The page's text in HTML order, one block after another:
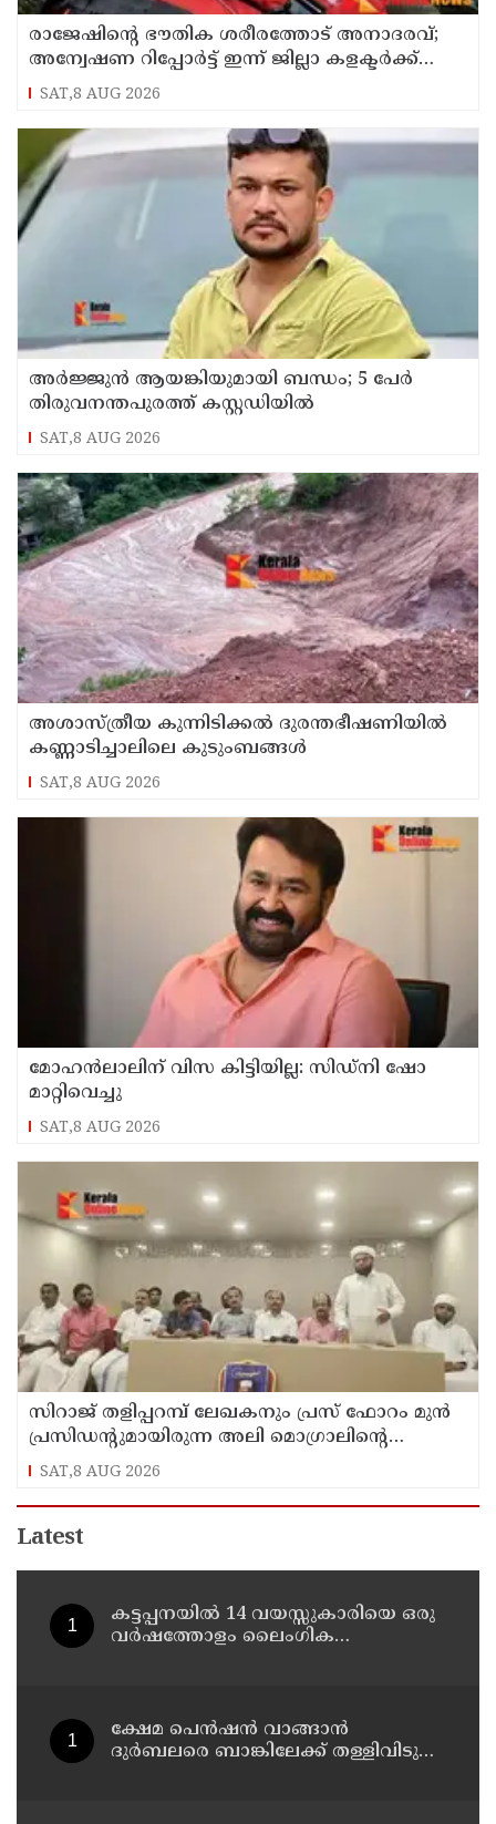
രാജേഷിന്റെ ഭൗതിക ശരീരത്തോട് അനാദരവ്;
അന്വേഷണ റിപ്പോര്‍ട്ട് ഇന്ന് ജില്ലാ കളക്ടര്‍ക്ക്
കൈമാറും
SAT,8 AUG 2026
അർജ്ജുൻ ആയങ്കിയുമായി ബന്ധം; 5 പേർ
തിരുവനന്തപുരത്ത് കസ്റ്റഡിയിൽ
SAT,8 AUG 2026
അശാസ്ത്രീയ കുന്നിടിക്കൽ ദുരന്തഭീഷണിയിൽ
കണ്ണാടിച്ചാലിലെ കുടുംബങ്ങൾ
SAT,8 AUG 2026
മോഹൻലാലിന് വിസ കിട്ടിയില്ല: സിഡ്നി ഷോ
മാറ്റിവെച്ചു
SAT,8 AUG 2026
സിറാജ് തളിപ്പറമ്പ് ലേഖകനും പ്രസ് ഫോറം മുൻ
പ്രസിഡൻ്റുമായിരുന്ന അലി മൊഗ്രാലിൻ്റെ
വിയോഗത്തിൽ സർവ്വകക്ഷി അനുസ്മരണം
നടത്തി
SAT,8 AUG 2026
Latest
കട്ടപ്പനയില്‍ 14 വയസ്സുകാരിയെ ഒരു
വര്‍ഷത്തോളം ലൈംഗിക
ക്ഷേമ പെന്‍ഷന്‍ വാങ്ങാന്‍
ദുര്‍ബലരെ ബാങ്കിലേക്ക് തള്ളിവിടുന്ന